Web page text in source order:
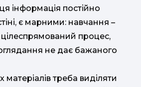
інформація постійно
є марними: навчання –
процес,
не дає бажаного
треба виділяти